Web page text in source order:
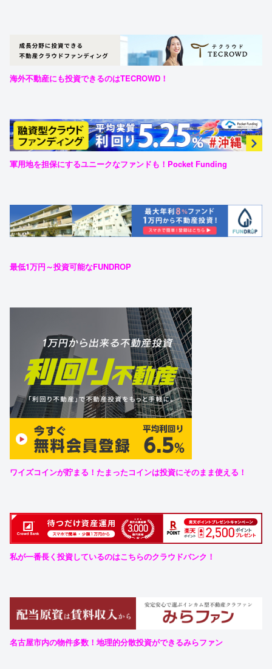
海外不動産にも投資できるのはTECROWD！
軍用地を担保にするユニークなファンドも！Pocket Funding
最低1万円～投資可能なFUNDROP
ワイズコインが貯まる！たまったコインは投資にそのまま使える！
私が一番長く投資しているのはこちらのクラウドバンク！
名古屋市内の物件多数！地理的分散投資ができるみらファン